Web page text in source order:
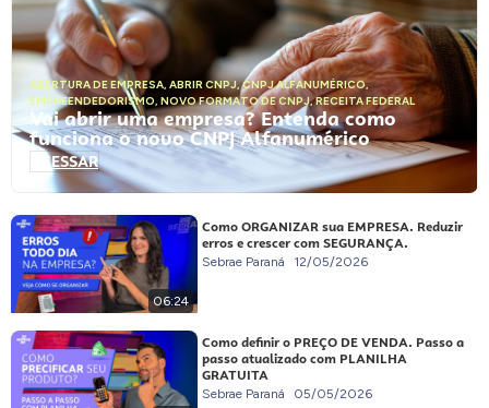
ABERTURA DE EMPRESA, ABRIR CNPJ,CNPJ ALFANUMÉRICO,
EMPREENDEDORISMO, NOVO FORMATO DE CNPJ,RECEITA FEDERAL
Vai abrir uma empresa? Entenda como
funciona o novo CNPJ Alfanumérico
ACESSAR
06:24
Como ORGANIZAR sua EMPRESA. Reduzir
erros e crescer com SEGURANÇA.
Sebrae Paraná 12/05/2026
Como definir o PREÇO DE VENDA. Passo a
passo atualizado com PLANILHA
GRATUITA
Sebrae Paraná 05/05/2026